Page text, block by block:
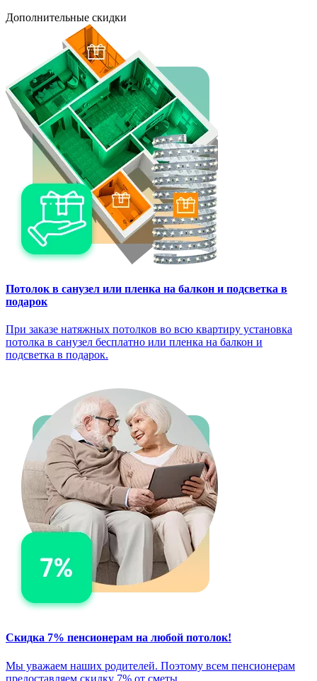
Дополнительные скидки
Потолок в санузел или пленка на балкон и подсветка в
подарок
При заказе натяжных потолков во всю квартиру установка
потолка в санузел бесплатно или пленка на балкон и
подсветка в подарок.
Скидка 7% пенсионерам на любой потолок!
Мы уважаем наших родителей. Поэтому всем пенсионерам
предоставляем скидку 7% от сметы.